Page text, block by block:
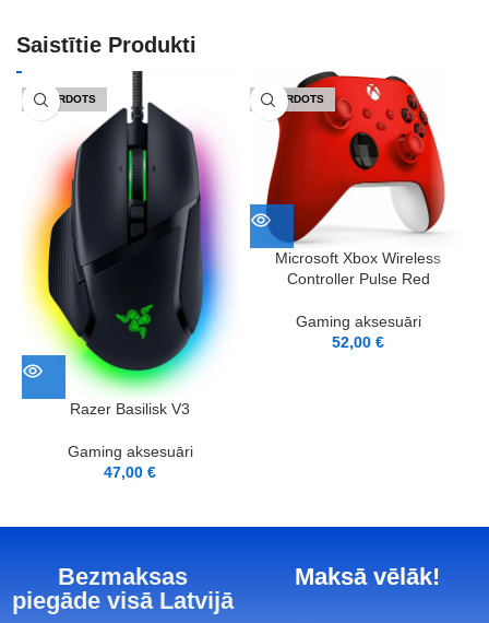
Saistītie Produkti
IZPĀRDOTS
Razer Basilisk V3
Gaming aksesuāri
47,00€
IZPĀRDOTS
Microsoft Xbox Wireless
Controller Pulse Red
Gaming aksesuāri
52,00€
Bezmaksas
piegāde visā Latvijā
Maksā vēlāk!